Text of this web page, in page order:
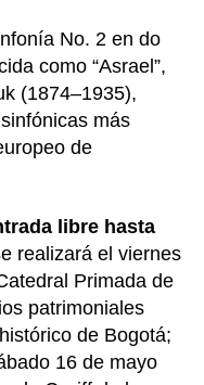
No. 2 en do
como “Asrael”,
(1874–1935),
más
de
libre hasta
realizará el viernes
Primada de
patrimoniales
de Bogotá;
16 de mayo